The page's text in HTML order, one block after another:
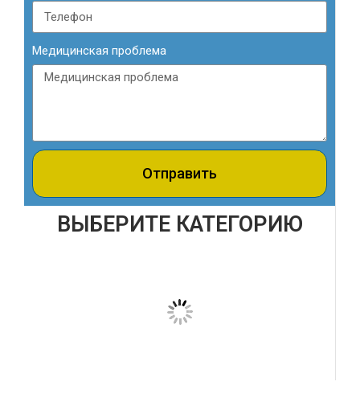
Медицинская проблема
Отправить
ВЫБЕРИТЕ КАТЕГОРИЮ